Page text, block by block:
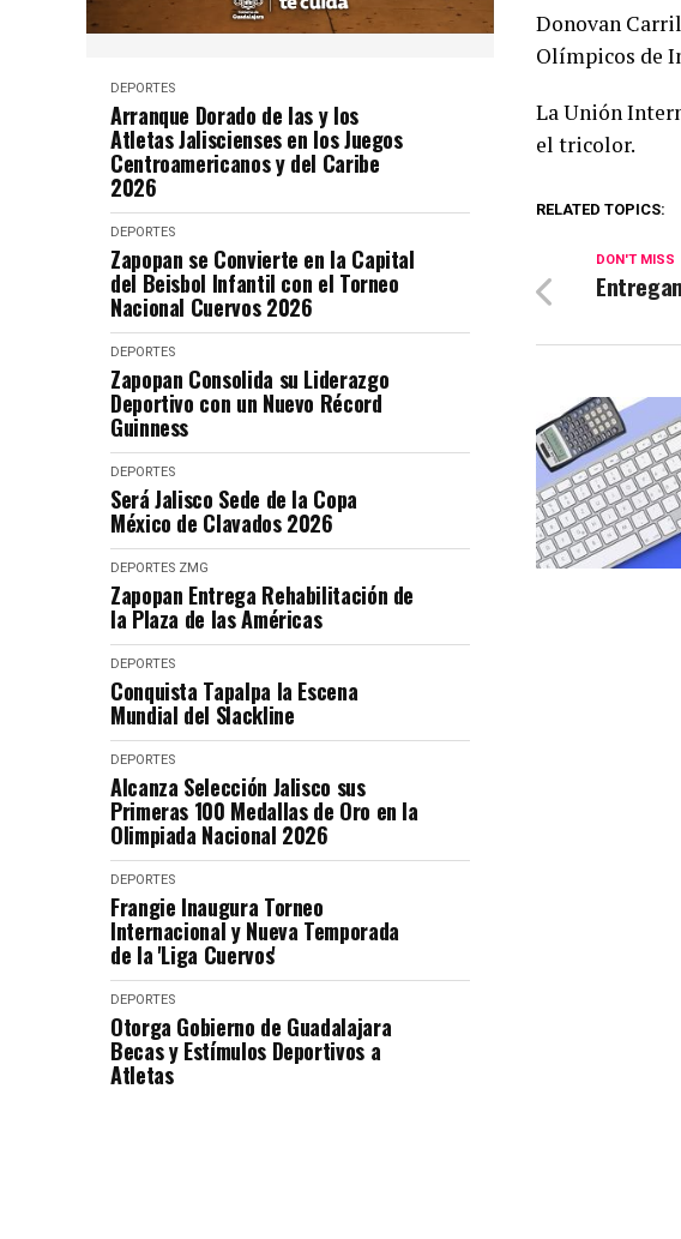
DEPORTES
Arranque Dorado de las y los
Atletas Jaliscienses en los Juegos
Centroamericanos y del Caribe
2026
DEPORTES
Zapopan se Convierte en la Capital
del Beisbol Infantil con el Torneo
Nacional Cuervos 2026
DEPORTES
Zapopan Consolida su Liderazgo
Deportivo con un Nuevo Récord
Guinness
DEPORTES
Será Jalisco Sede de la Copa
México de Clavados 2026
DEPORTES ZMG
Zapopan Entrega Rehabilitación de
la Plaza de las Américas
DEPORTES
Conquista Tapalpa la Escena
Mundial del Slackline
DEPORTES
Alcanza Selección Jalisco sus
Primeras 100 Medallas de Oro en la
Olimpiada Nacional 2026
DEPORTES
Frangie Inaugura Torneo
Internacional y Nueva Temporada
de la 'Liga Cuervos'
DEPORTES
Otorga Gobierno de Guadalajara
Becas y Estímulos Deportivos a
Atletas
Donovan
Olímpicos de
La Unión
el tricolor.
RELATED TOPICS:
DON'T MISS